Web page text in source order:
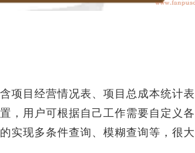
目经营情况表、项目总成本统计表
，用户可根据自己工作需要自定义各
实现多条件查询、模糊查询等，很